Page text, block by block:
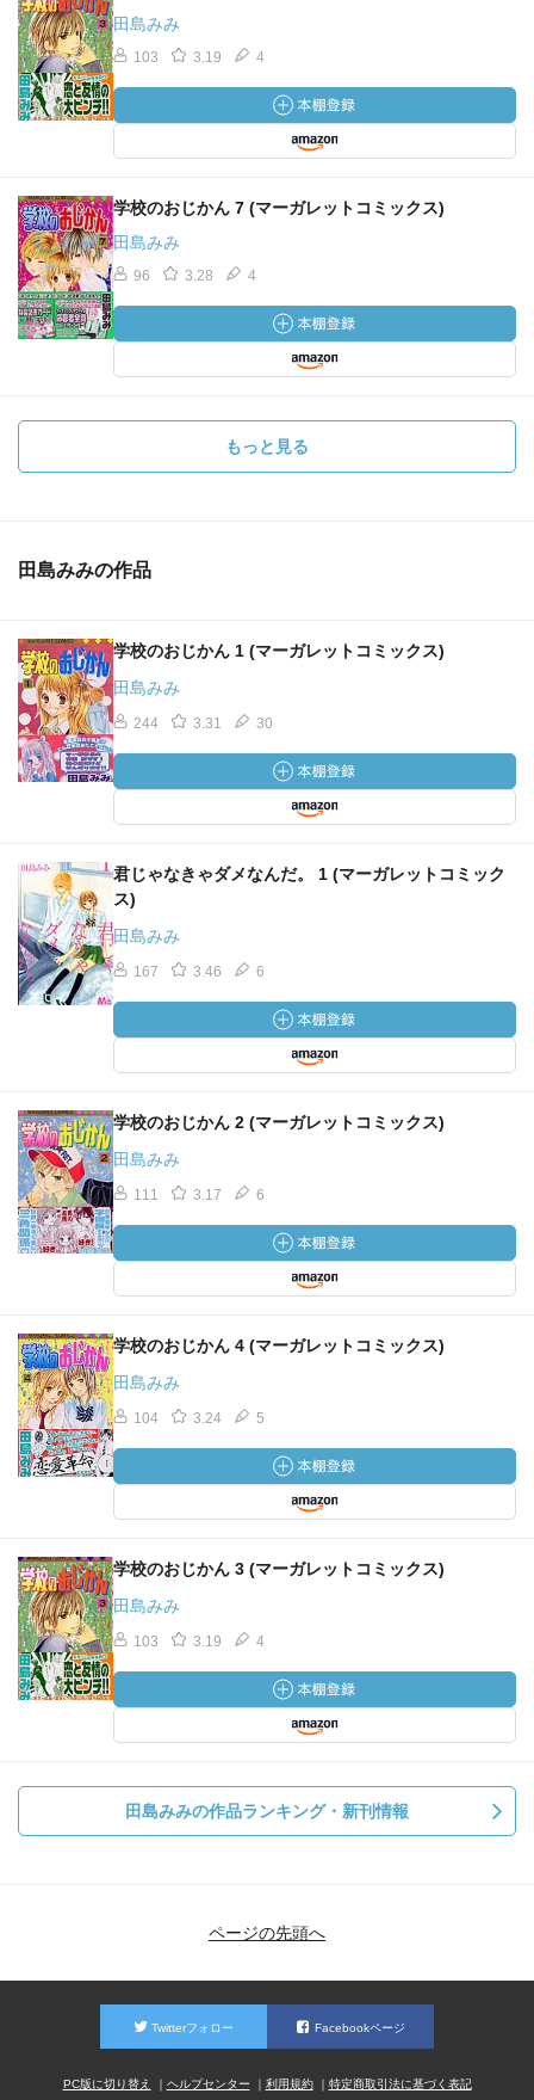
田島みみ
103 3.19 4
学校のおじかん 7 (マーガレットコミックス)
田島みみ
96 3.28 4
もっと見る
田島みみの作品
学校のおじかん 1 (マーガレットコミックス)
田島みみ
244 3.31 30
君じゃなきゃダメなんだ。 1 (マーガレットコミック
ス)
田島みみ
167 3.46 6
学校のおじかん 2 (マーガレットコミックス)
田島みみ
111 3.17 6
学校のおじかん 4 (マーガレットコミックス)
田島みみ
104 3.24 5
学校のおじかん 3 (マーガレットコミックス)
田島みみ
103 3.19 4
田島みみの作品ランキング・新刊情報
ページの先頭へ
Twitterフォロー Facebookページ
PC版に切り替え ヘルプセンター 利用規約 特定商取引法に基づく表記